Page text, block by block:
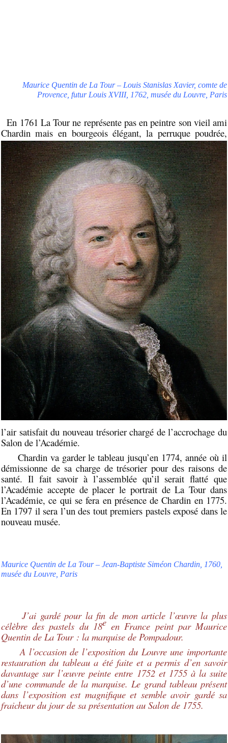
Maurice Quentin de La Tour – Louis Stanislas Xavier, comte de
Provence, futur Louis XVIII, 1762, musée du Louvre, Paris
En 1761 La Tour ne représente pas en peintre son vieil ami
Chardin mais en bourgeois élégant, la perruque poudrée,
l’air satisfait du nouveau trésorier chargé de l’accrochage du
Salon de l’Académie.
Chardin va garder le tableau jusqu’en 1774, année où il
démissionne de sa charge de trésorier pour des raisons de
santé. Il fait savoir à l’assemblée qu’il serait flatté que
l’Académie accepte de placer le portrait de La Tour dans
l’Académie, ce qui se fera en présence de Chardin en 1775.
En 1797 il sera l’un des tout premiers pastels exposé dans le
nouveau musée.
Maurice Quentin de La Tour – Jean-Baptiste Siméon Chardin, 1760,
musée du Louvre, Paris
J’ai gardé pour la fin de mon article l’œuvre la plus
célèbre des pastels du 18een France peint par Maurice
Quentin de La Tour : la marquise de Pompadour.
A l’occasion de l’exposition du Louvre une importante
restauration du tableau a été faite et a permis d’en savoir
davantage sur l’œuvre peinte entre 1752 et 1755 à la suite
d’une commande de la marquise. Le grand tableau présent
dans l’exposition est magnifique et semble avoir gardé sa
fraicheur du jour de sa présentation au Salon de 1755.